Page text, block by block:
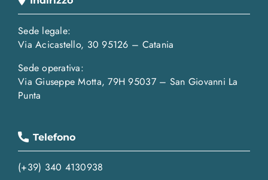
Sede legale:
Via Acicastello, 30 95126 – Catania
Sede operativa:
Via Giuseppe Motta, 79H 95037 – San Giovanni La
Punta
Telefono
(+39) 340 4130938